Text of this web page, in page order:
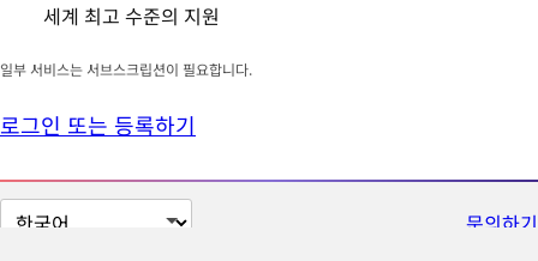
세계 최고 수준의 지원
일부 서비스는 서브스크립션이 필요합니다.
로그인 또는 등록하기
페
문의하기